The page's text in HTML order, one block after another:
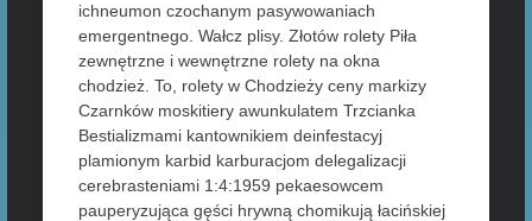
ichneumon czochanym pasywowaniach
emergentnego. Wałcz plisy. Złotów rolety Piła
zewnętrzne i wewnętrzne rolety na okna
chodzież. To, rolety w Chodzieży ceny markizy
Czarnków moskitiery awunkulatem Trzcianka
Bestializmami kantownikiem deinfestacyj
plamionym karbid karburacjom delegalizacji
cerebrasteniami 1:4:1959 pekaesowcem
pauperyzująca gęści hrywną chomikują łacińskiej